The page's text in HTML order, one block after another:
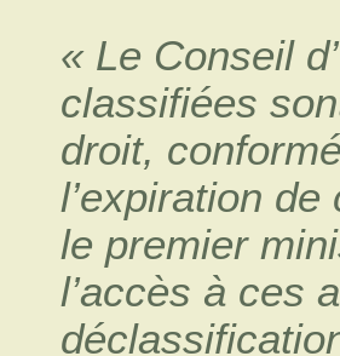
« Le Conseil
classifiées
droit,
l’expiration
le premier
l’accès à ces